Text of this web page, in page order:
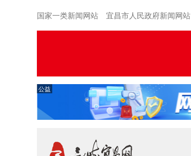
国家一类新闻网站 宜昌市人民政府新闻网站
公益